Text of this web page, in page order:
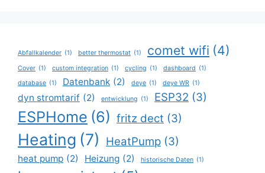
Abfallkalender (1) better thermostat (1) comet wifi (4)
Cover (1) custom integration (1) cycling (1) dashboard (1)
database (1) Datenbank (2) deye (1) deye WR (1)
dyn stromtarif (2) entwicklung (1) ESP32 (3)
ESPHome (6) fritz dect (3)
Heating (7) HeatPump (3)
heat pump (2) Heizung (2) historische Daten (1)